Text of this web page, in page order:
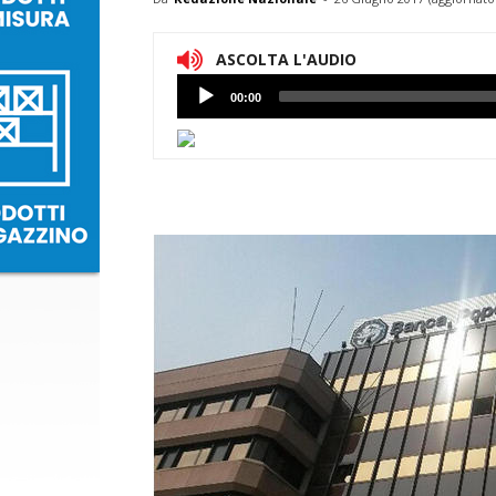
ASCOLTA L'AUDIO
Lettore
Audio
00:00